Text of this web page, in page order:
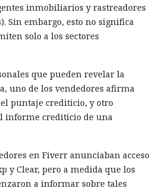
inmobiliarios y rastreadores
Sin embargo, esto no significa
solo a los sectores
que pueden revelar la
uno de los vendedores afirma
puntaje crediticio, y otro
informe crediticio de una
en Fiverr anunciaban acceso
y Clear, pero a medida que los
a informar sobre tales